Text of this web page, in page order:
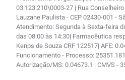
03.123.210\0003-27 | Rua
Lauzane Paulista - CEP 02430-001 -
Atendimento: Segunda à Sexta-feira
das 08:00 às 14:30| Farmacêutica
Kenps de Souza CRF 122517| AFE:
Funcionamento - Processo:
Autorização/MS: 0.04673.1 | CMVS -